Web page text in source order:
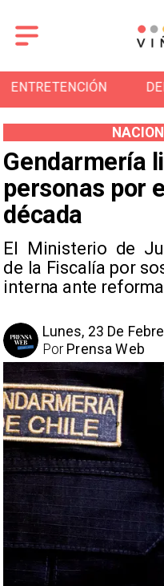
DEPORTES
Gendarmería
personas por
década
El Ministerio de
de la Fiscalía por
interna ante
Lunes, 23 De
Prensa Web
Por